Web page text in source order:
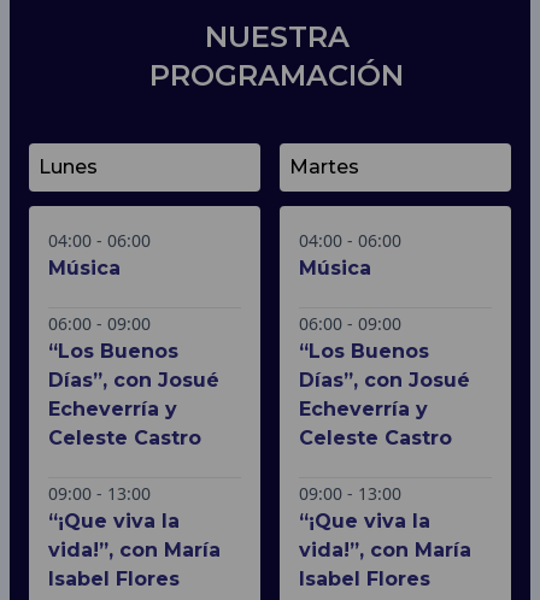
NUESTRA
PROGRAMACIÓN
Lunes
04:00 - 06:00
Música
06:00 - 09:00
“Los Buenos
Días”, con Josué
Echeverría y
Celeste Castro
09:00 - 13:00
“¡Que viva la
vida!”, con María
Isabel Flores
Martes
04:00 - 06:00
Música
06:00 - 09:00
“Los Buenos
Días”, con Josué
Echeverría y
Celeste Castro
09:00 - 13:00
“¡Que viva la
vida!”, con María
Isabel Flores